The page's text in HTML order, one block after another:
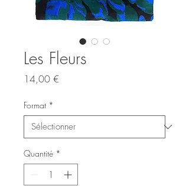
Les Fleurs
14,00 €
Format *
Quantité *